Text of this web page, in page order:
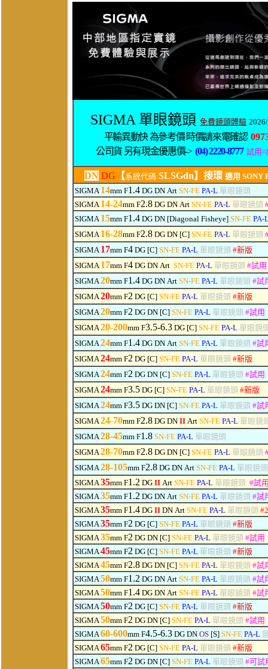
SIGMA 單眼鏡頭 免費鏡頭體驗
平輸異動快 為參考價 時價請來電確認
公司貨 另有現金優惠價->(04) 2220-8777 試用=
DN DG 【系統代碼:SLSGdn】接環 適用 SONY
SIGMA14mm F1.4 DG DN Art SN-FEPA-L單眼鏡頭
SIGMA14-24mm F2.8 DG DN Art SN-FEPA-L單眼鏡頭
SIGMA15mm F1.4 DG DN [Diagonal Fisheye] SN-FEPA-
SIGMA16-28mm F2.8 DG DN [C] SN-FEPA-L單眼鏡頭
SIGMA17mm F4 DG [C] SN-FEPA-L單眼鏡頭#新版
SIGMA17mm F4 DG DN Art SN-FEPA-L單眼鏡頭#試用
SIGMA20mm F1.4 DG DN Art SN-FEPA-L單眼鏡頭 #試
SIGMA20mm F2 DG [C] SN-FEPA-L單眼鏡頭#新版
SIGMA20mm F2 DG DN [C] SN-FEPA-L單眼鏡頭#試用
SIGMA20-200mm F3.5-6.3 DG [C] SN-FEPA-L單眼鏡
SIGMA24mm F1.4 DG DN Art SN-FEPA-L單眼鏡頭 #試
SIGMA24mm F2 DG [C] SN-FEPA-L單眼鏡頭#新版
SIGMA24mm F2 DG DN [C] SN-FEPA-L單眼鏡頭 #試用
SIGMA24mm F3.5 DG [C] SN-FEPA-L單眼鏡頭#新版
SIGMA24mm F3.5 DG DN [C] SN-FEPA-L單眼鏡頭 #試
SIGMA24-70mm F2.8 DG DN II Art SN-FEPA-L單眼鏡
SIGMA28-45mm F1.8 SN-FEPA-L單眼鏡頭
SIGMA28-70mm F2.8 DG DN [C] SN-FEPA-L單眼鏡頭
SIGMA28-105mm F2.8 DG DN Art SN-FEPA-L單眼鏡
SIGMA35mm F1.2 DG II Art SN-FEPA-L單眼鏡頭 #試
SIGMA35mm F1.2 DG DN Art SN-FEPA-L單眼鏡頭 #試
SIGMA35mm F1.4 DG II DN Art SN-FEPA-L單眼鏡頭 #
SIGMA35mm F2 DG [C] SN-FEPA-L單眼鏡頭#新版
SIGMA35mm F2 DG DN [C] SN-FEPA-L單眼鏡頭 #試用
SIGMA45mm F2 DG [C] SN-FEPA-L單眼鏡頭#新版
SIGMA45mm F2.8 DG DN [C] SN-FEPA-L單眼鏡頭 #試
SIGMA50mm F1.2 DG DN Art SN-FEPA-L單眼鏡頭 #試
SIGMA50mm F1.4 DG DN Art SN-FEPA-L單眼鏡頭 #試
SIGMA50mm F2 DG [C] SN-FEPA-L單眼鏡頭#新版
SIGMA50mm F2 DG DN [C] SN-FEPA-L單眼鏡頭 #試用
SIGMA60-600mm F4.5-6.3 DG DN OS [S] SN-FEPA-L
SIGMA65mm F2 DG [C] SN-FEPA-L單眼鏡頭#新版
SIGMA65mm F2 DG DN [C] SN-FEPA-L單眼鏡頭 #可試